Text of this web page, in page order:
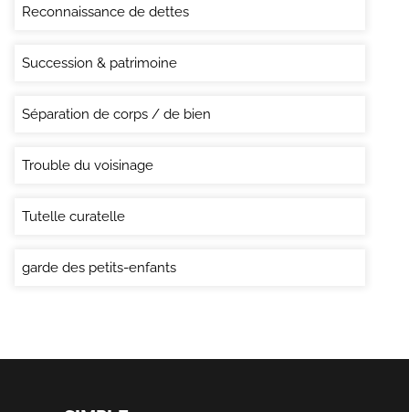
Reconnaissance de dettes
Succession & patrimoine
Séparation de corps / de bien
Trouble du voisinage
Tutelle curatelle
garde des petits-enfants